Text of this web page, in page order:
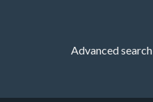
Advanced search